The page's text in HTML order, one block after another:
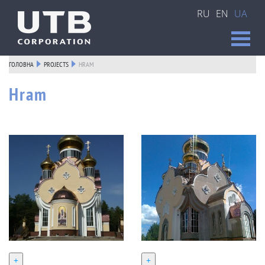
RU EN UA
ГОЛОВНА PROJECTS HRAM
Hram
+ +